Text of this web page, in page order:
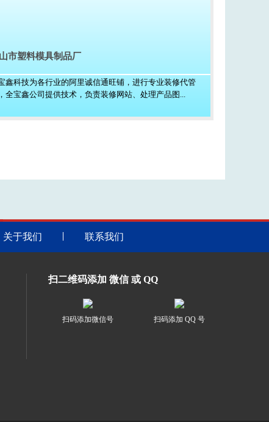
市塑料模具制品厂
鑫科技为各行业的阿里诚信通旺铺，进行专业装修代管
全宝鑫公司提供技术，负责装修网站、处理产品图...
关于我们 联系我们
扫二维码添加 微信 或 QQ
扫码添加微信号 扫码添加 QQ 号